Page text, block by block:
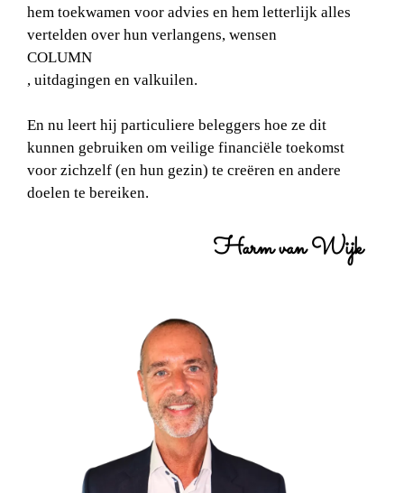
hem toekwamen voor advies en hem letterlijk alles
vertelden over hun verlangens, wensen
COLUMN
, uitdagingen en valkuilen.
​​​En nu leert hij particuliere beleggers hoe ze dit
kunnen gebruiken om veilige financiële toekomst
voor zichzelf (en hun gezin) te creëren en andere
doelen te bereiken.
Harm van Wijk